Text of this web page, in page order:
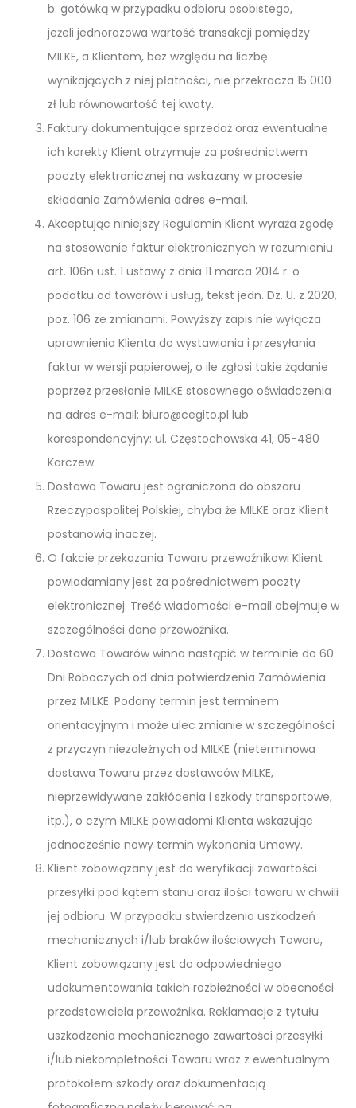
b. gotówką w przypadku odbioru osobistego,
jeżeli jednorazowa wartość transakcji pomiędzy
MILKE, a Klientem, bez względu na liczbę
wynikających z niej płatności, nie przekracza 15 000
zł lub równowartość tej kwoty.
Faktury dokumentujące sprzedaż oraz ewentualne
ich korekty Klient otrzymuje za pośrednictwem
poczty elektronicznej na wskazany w procesie
składania Zamówienia adres e-mail.
Akceptując niniejszy Regulamin Klient wyraża zgodę
na stosowanie faktur elektronicznych w rozumieniu
art. 106n ust. 1 ustawy z dnia 11 marca 2014 r. o
podatku od towarów i usług, tekst jedn. Dz. U. z 2020,
poz. 106 ze zmianami. Powyższy zapis nie wyłącza
uprawnienia Klienta do wystawiania i przesyłania
faktur w wersji papierowej, o ile zgłosi takie żądanie
poprzez przesłanie MILKE stosownego oświadczenia
na adres e-mail: biuro@cegito.pl lub
korespondencyjny: ul. Częstochowska 41, 05-480
Karczew.
Dostawa Towaru jest ograniczona do obszaru
Rzeczypospolitej Polskiej, chyba że MILKE oraz Klient
postanowią inaczej.
O fakcie przekazania Towaru przewoźnikowi Klient
powiadamiany jest za pośrednictwem poczty
elektronicznej. Treść wiadomości e-mail obejmuje w
szczególności dane przewoźnika.
Dostawa Towarów winna nastąpić w terminie do 60
Dni Roboczych od dnia potwierdzenia Zamówienia
przez MILKE. Podany termin jest terminem
orientacyjnym i może ulec zmianie w szczególności
z przyczyn niezależnych od MILKE (nieterminowa
dostawa Towaru przez dostawców MILKE,
nieprzewidywane zakłócenia i szkody transportowe,
itp.), o czym MILKE powiadomi Klienta wskazując
jednocześnie nowy termin wykonania Umowy.
Klient zobowiązany jest do weryfikacji zawartości
przesyłki pod kątem stanu oraz ilości towaru w chwili
jej odbioru. W przypadku stwierdzenia uszkodzeń
mechanicznych i/lub braków ilościowych Towaru,
Klient zobowiązany jest do odpowiedniego
udokumentowania takich rozbieżności w obecności
przedstawiciela przewoźnika. Reklamacje z tytułu
uszkodzenia mechanicznego zawartości przesyłki
i/lub niekompletności Towaru wraz z ewentualnym
protokołem szkody oraz dokumentacją